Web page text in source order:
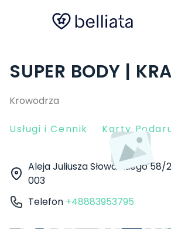
SUPER BODY |
Krowodrza
Usługi i Cennik Karty
Aleja Juliusza Słowackiego 58/2
003
Telefon +48883953795